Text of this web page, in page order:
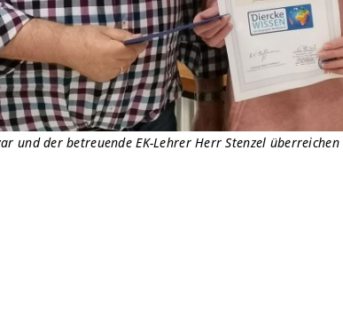
und der betreuende EK-Lehrer Herr Stenzel